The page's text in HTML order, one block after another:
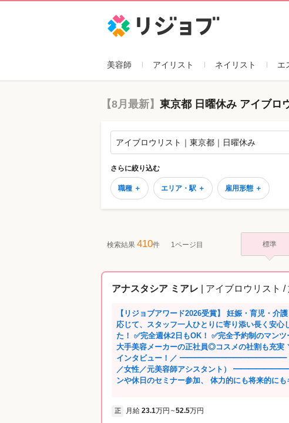
美容師 アイリスト ネイリスト エ
【8月最新】 東京都 日曜休み アイブロ
アイブロウリスト｜東京都｜日曜休み
さらに絞り込む
職種 ＋ エリア・駅 ＋ 雇用形態 ＋
検索結果 410件 1ページ目 標準
アナスタシア ミアレ | アイブロウリスト /
【リジョブアワード2026受賞】 妊娠・育児・介
応じて、スタッフ一人ひとりに寄り添い長く安心
た！ ✅完全週休2日もOK！ ✅完全予約制のマンツーマン施術 ✅残業1日平均6分！ ✅
大手美容メーカーの正社員◎コスメの社割も充実 ＼先輩たちに入社理由をせきらら
インタビュー！／ ━━━━━━━━━━━━━━ 美
／女性／元美容師アシスタント）
ンや休日のセミナー参加、 体力的にも将来的に
言葉使い・身だしなみ・所作などにも気を使え
正 月給 23.1万円 ~52.5万円